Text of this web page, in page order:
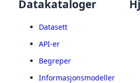
Datakataloger
Datasett
API-er
Begreper
Informasjonsmodeller